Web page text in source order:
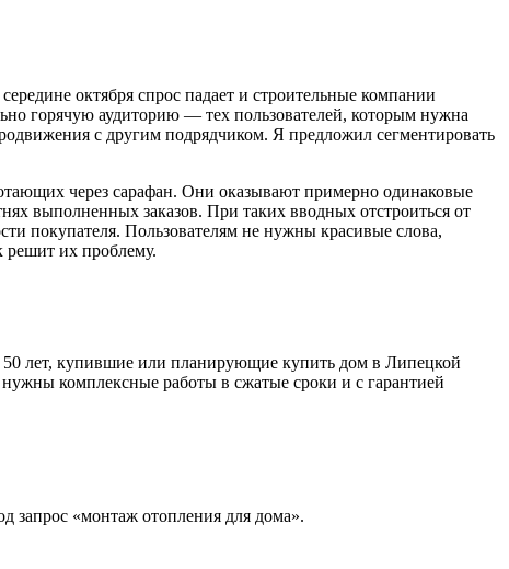
октября спрос падает и строительные компании
горячую аудиторию — тех пользователей, которым нужна
с другим подрядчиком. Я предложил сегментировать
через сарафан. Они оказывают примерно одинаковые
выполненных заказов. При таких вводных отстроиться от
покупателя. Пользователям не нужны красивые слова,
решит их проблему.
лет, купившие или планирующие купить дом в Липецкой
комплексные работы в сжатые сроки и с гарантией
запрос «монтаж отопления для дома».